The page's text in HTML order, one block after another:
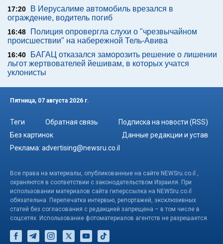
17:20
В Иерусалиме автомобиль врезался в
ограждение, водитель погиб
16:48
Полиция опровергла слухи о "чрезвычайном
происшествии" на набережной Тель-Авива
16:40
БАГАЦ отказался заморозить решение о лишении
льгот жертвователей йешивам, в которых учатся
уклонисты
Пятница, 07 августа 2026 г.
Теги Обратная связь
Подписка на новости (RSS)
Без картинок
Данные редакции и устав
Реклама: advertising@newsru.co.il
Все права на материалы, опубликованные на сайте NEWSru.co.il ,
охраняются в соответствии с законодательством Израиля. При
использовании материалов сайта гиперссылка на NEWSru.co.il
обязательна. Перепечатка интервью, репортажей, эксклюзивных
статей без согласования с редакцией запрещена – в том числе в
соцсетях. Использование фотоматериалов агентств не разрешается.